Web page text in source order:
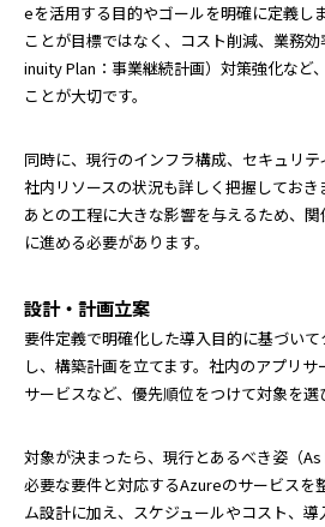
eを活用する目的やゴールを明確に定義し
ことが目標ではなく、コスト削減、業務
inuity Plan：事業継続計画）対策強化など
ことが大切です。
同時に、現行のインフラ構成、セキュリテ
社内リソースの状況も詳しく把握してお
あとの工程に大きな影響を与えるため、
に進める必要があります。
設計・計画立案
要件定義で明確化した導入目的に基づい
し、構築計画を立てます。社内のアプリ
サービスなど、優先順位をつけて対象を選
対象が決まったら、現行とあるべき姿（As
必要な要件と対応するAzureのサービスを
ム設計に加え、スケジュールやコスト、